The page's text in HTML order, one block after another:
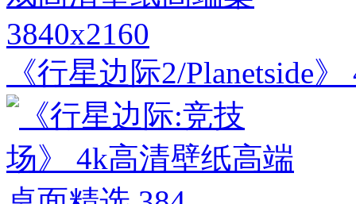
3840x2160
《行星边际2/Planetside